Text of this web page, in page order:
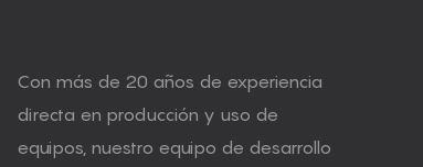
Con más de 20 años de experiencia
directa en producción y uso de
equipos, nuestro equipo de desarrollo